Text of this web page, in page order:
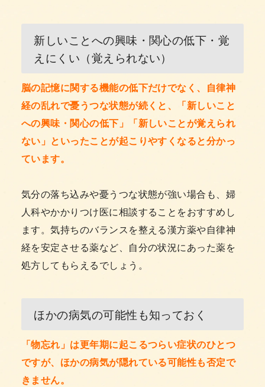
新しいことへの興味・関心の低下・覚
えにくい（覚えられない）
脳の記憶に関する機能の低下だけでなく、自律神
経の乱れで憂うつな状態が続くと、「新しいこと
への興味・関心の低下」「新しいことが覚えられ
ない」といったことが起こりやすくなると分かっ
ています。
気分の落ち込みや憂うつな状態が強い場合も、婦
人科やかかりつけ医に相談することをおすすめし
ます。気持ちのバランスを整える漢方薬や自律神
経を安定させる薬など、自分の状況にあった薬を
処方してもらえるでしょう。
ほかの病気の可能性も知っておく
「物忘れ」は更年期に起こるつらい症状のひとつ
ですが、ほかの病気が隠れている可能性も否定で
きません。